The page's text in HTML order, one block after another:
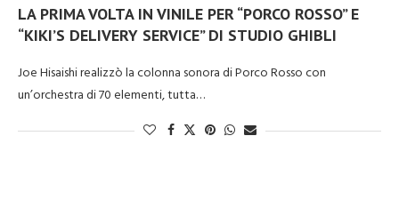
LA PRIMA VOLTA IN VINILE PER “PORCO ROSSO” E
“KIKI’S DELIVERY SERVICE” DI STUDIO GHIBLI
Joe Hisaishi realizzò la colonna sonora di Porco Rosso con
un’orchestra di 70 elementi, tutta…